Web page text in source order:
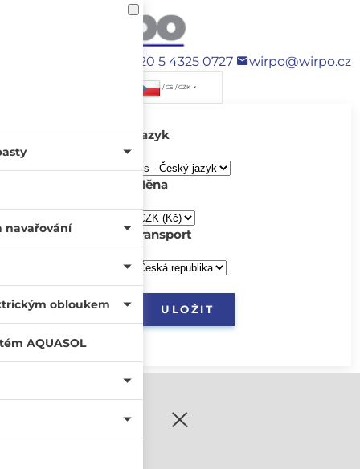
+420 5 4325 0727 wirpo@wirpo.cz
/ CS / CZK
Jazyk
Měna
transport
navařování
obloukem
AQUASOL